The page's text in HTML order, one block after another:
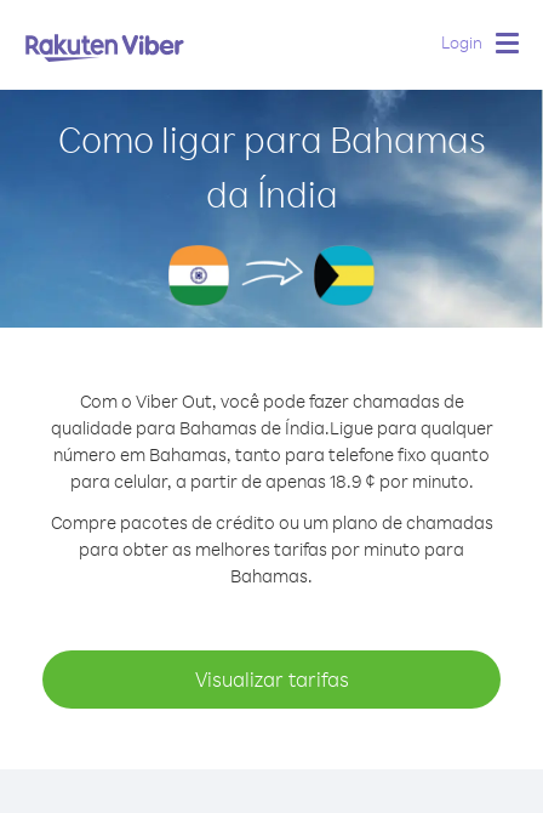
Login
Como ligar para Bahamas
da Índia
Com o Viber Out, você pode fazer chamadas de
qualidade para Bahamas de Índia.Ligue para qualquer
número em Bahamas, tanto para telefone fixo quanto
para celular, a partir de apenas 18.9 ¢ por minuto.
Compre pacotes de crédito ou um plano de chamadas
para obter as melhores tarifas por minuto para
Bahamas.
Visualizar tarifas